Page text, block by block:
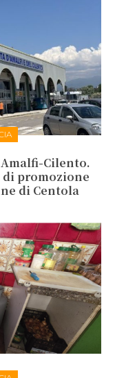
Cilento.
promozione
di Centola